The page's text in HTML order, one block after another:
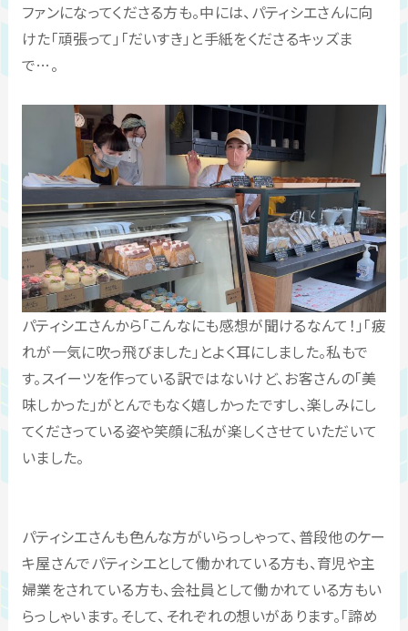
ファンになってくださる方も。中には、パティシエさんに向
けた「頑張って」「だいすき」と手紙をくださるキッズま
で…。
パティシエさんから「こんなにも感想が聞けるなんて！」「疲
れが一気に吹っ飛びました」とよく耳にしました。私もで
す。スイーツを作っている訳ではないけど、お客さんの「美
味しかった」がとんでもなく嬉しかったですし、楽しみにし
てくださっている姿や笑顔に私が楽しくさせていただいて
いました。
パティシエさんも色んな方がいらっしゃって、普段他のケー
キ屋さんでパティシエとして働かれている方も、育児や主
婦業をされている方も、会社員として働かれている方もい
らっしゃいます。そして、それぞれの想いがあります。「諦め